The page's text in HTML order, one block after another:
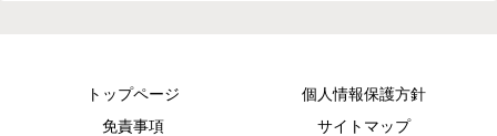
トップページ
個人情報保護方針
免責事項
サイトマップ